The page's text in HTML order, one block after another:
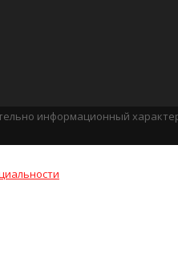
информационный